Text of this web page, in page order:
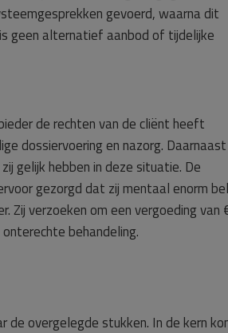
gevoerd, waarna dit
geen alternatief aanbod of tijdelijke
de rechten van de cliënt heeft
dossiervoering en nazorg. Daarnaast
gelijk hebben in deze situatie. De
gezorgd dat zij mentaal enorm
Zij verzoeken om een vergoeding van
behandeling.
de overgelegde stukken. In de kern